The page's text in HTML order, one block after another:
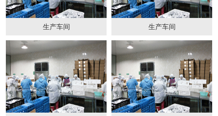
生产车间 生产车间